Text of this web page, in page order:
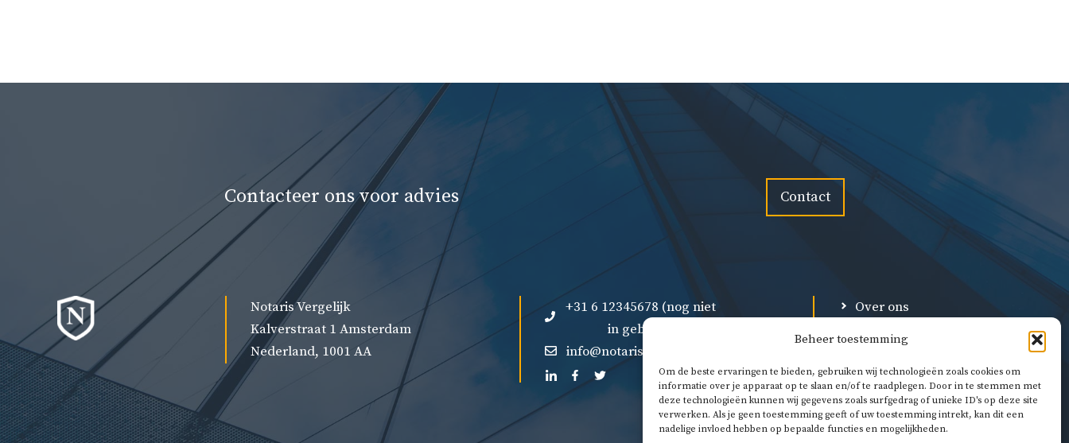
Beheer toestemming
Om de beste ervaringen te bieden, gebruiken wij technologieën zoals cookies om
informatie over je apparaat op te slaan en/of te raadplegen. Door in te stemmen met
deze technologieën kunnen wij gegevens zoals surfgedrag of unieke ID's op deze site
verwerken. Als je geen toestemming geeft of uw toestemming intrekt, kan dit een
nadelige invloed hebben op bepaalde functies en mogelijkheden.
Contacteer ons voor advies Contact
Notaris Vergelijk
Kalverstraat 1 Amsterdam
Nederland, 1001 AA
+31 6 12345678 (nog niet
in gebruik)
info@notaris-vergelijk.nl
Over ons